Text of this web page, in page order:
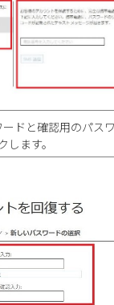
ドと確認用のパス
します。